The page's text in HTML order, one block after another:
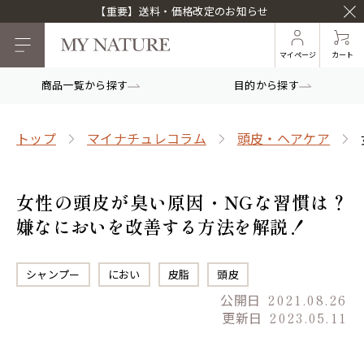
【重要】送料・価格改定のお知らせ
マイページ カート
商品一覧から探す 目的から探す
トップ マイナチュレコラム 頭皮・ヘアケア
女性の頭皮が臭い原因・NGな習慣は？
嫌なにおいを改善する方法を解説！
シャンプー におい 皮脂 頭皮
公開日 2021.08.26
更新日 2023.05.11